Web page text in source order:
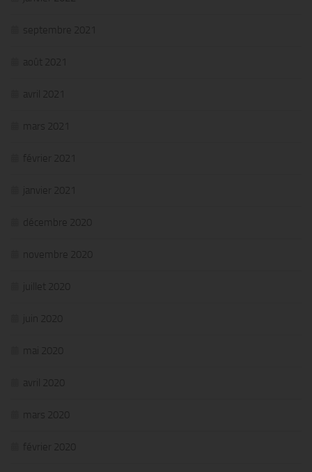
septembre 2021
août 2021
avril 2021
mars 2021
février 2021
janvier 2021
décembre 2020
novembre 2020
juillet 2020
juin 2020
mai 2020
avril 2020
mars 2020
février 2020